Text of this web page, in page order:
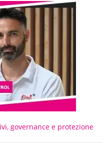
governance e protezione